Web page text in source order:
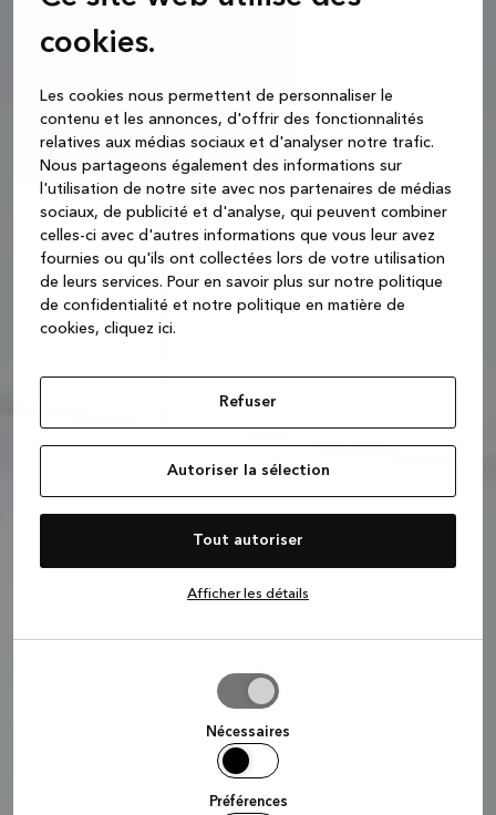
cookies.
Les cookies nous permettent de personnaliser le
contenu et les annonces, d'offrir des fonctionnalités
relatives aux médias sociaux et d'analyser notre trafic.
Nous partageons également des informations sur
l'utilisation de notre site avec nos partenaires de médias
sociaux, de publicité et d'analyse, qui peuvent combiner
celles-ci avec d'autres informations que vous leur avez
fournies ou qu'ils ont collectées lors de votre utilisation
de leurs services. Pour en savoir plus sur notre politique
de confidentialité et notre politique en matière de
cookies, cliquez ici.
Refuser
Autoriser la sélection
Tout autoriser
Afficher les détails
Nécessaires
Préférences